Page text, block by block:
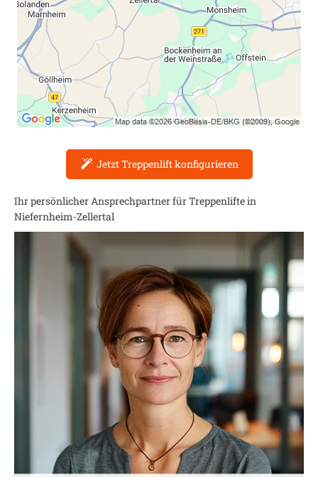
Jetzt Treppenlift konfigurieren
Ihr persönlicher Ansprechpartner für Treppenlifte in
Niefernheim-Zellertal